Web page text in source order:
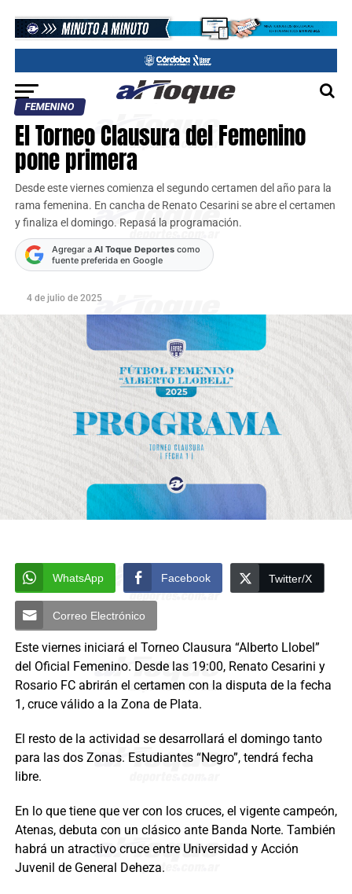
FEMENINO
El Torneo Clausura del Femenino
pone primera
Desde este viernes comienza el segundo certamen del año para la
rama femenina. En cancha de Renato Cesarini se abre el certamen
y finaliza el domingo. Repasá la programación.
Agregar a Al Toque Deportescomo
fuente preferida en Google
4 de julio de 2025
WhatsApp Facebook Twitter/X
Correo Electrónico
Este viernes iniciará el Torneo Clausura “Alberto Llobel”
del Oficial Femenino. Desde las 19:00, Renato Cesarini y
Rosario FC abrirán el certamen con la disputa de la fecha
1, cruce válido a la Zona de Plata.
El resto de la actividad se desarrollará el domingo tanto
para las dos Zonas. Estudiantes “Negro”, tendrá fecha
libre.
En lo que tiene que ver con los cruces, el vigente campeón,
Atenas, debuta con un clásico ante Banda Norte. También
habrá un atractivo cruce entre Universidad y Acción
Juvenil de General Deheza.